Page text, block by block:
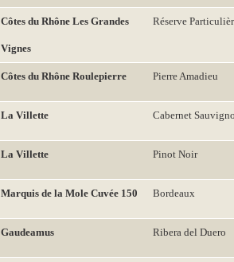
Côtes du Rhône Les Grandes
Vignes
Réserve
Côtes du Rhône Roulepierre Pierre Amadieu
La Villette Cabernet
La Villette Pinot Noir
Marquis de la Mole Cuvée 150 Bordeaux
Gaudeamus Ribera del Duero